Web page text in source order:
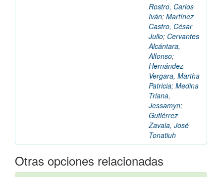
Rostro, Carlos
Iván; Martínez
Castro, César
Julio; Cervantes
Alcántara,
Alfonso;
Hernández
Vergara, Martha
Patricia; Medina
Triana,
Jessamyn;
Gutiérrez
Zavala, José
Tonatiuh
Otras opciones relacionadas